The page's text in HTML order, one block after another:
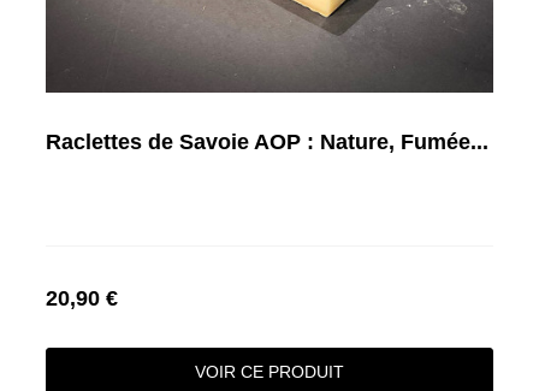
Raclettes de Savoie AOP : Nature, Fumée...
20,90 €
VOIR CE PRODUIT